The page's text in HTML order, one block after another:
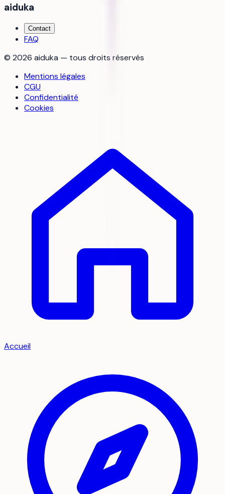
aiduka
Contact
FAQ
© 2026 aiduka — tous droits réservés
Mentions légales
CGU
Confidentialité
Cookies
Accueil